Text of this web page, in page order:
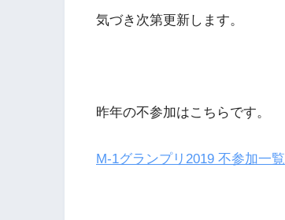
気づき次第更新します。
昨年の不参加はこちらです。
M-1グランプリ2019 不参加一覧